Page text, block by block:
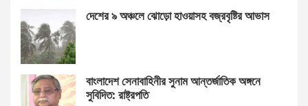
দেশের ৯ অঞ্চলে ঝোড়ো হাওয়াসহ বজ্রবৃষ্টির আভাস
বাংলাদেশ সেনাবাহিনীর সুনাম আন্তর্জাতিক অঙ্গনে
সুবিদিত: রাষ্ট্রপতি